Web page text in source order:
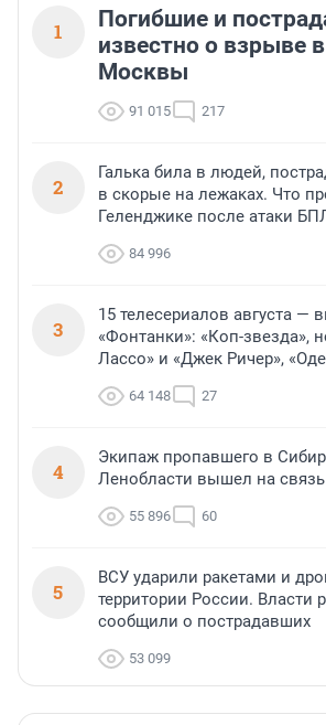
1
Погибшие и
известно о взрыве
Москвы
91 015 217
2
Галька била в людей,
в скорые на лежаках. Что
Геленджике после атаки
84 996
3
15 телесериалов августа —
«Фонтанки»: «Коп-звезда»,
Лассо» и «Джек Ричер»,
64 148 27
4
Экипаж пропавшего в
Ленобласти вышел на связь
55 896 60
5
ВСУ ударили ракетами и
территории России. Власти
сообщили о пострадавших
53 099